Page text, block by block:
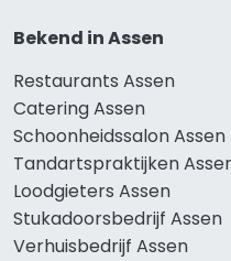
Bekend in Assen
Restaurants Assen
Catering Assen
Schoonheidssalon Assen
Tandartspraktijken
Loodgieters Assen
Stukadoorsbedrijf Assen
Verhuisbedrijf Assen